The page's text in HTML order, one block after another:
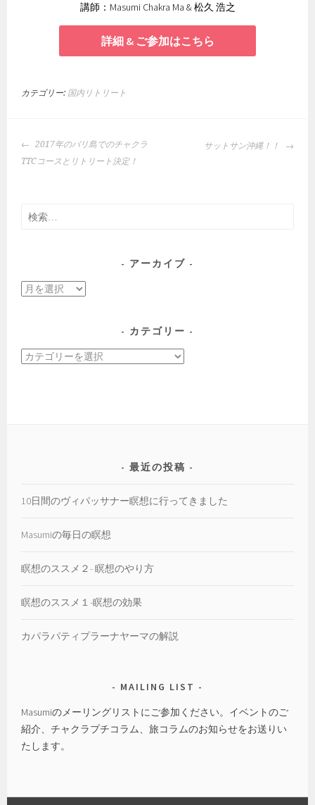
講師：Masumi Chakra Ma & 松久 浩之
詳細 & ご参加はこちら
カテゴリー: 国内リトリート
投
稿
ゲ
ー
ン
2017年のバリ島でのチャクラ
TTCコースとリトリート決定！
サットサン沖縄！！
検
アーカイブ
ア
ブ
カテゴリー
カ
最近の投稿
10日間のヴィパッサナー瞑想に行ってきました
Masumiの毎日の瞑想
瞑想のススメ２- 瞑想のやり方
瞑想のススメ１-瞑想の効果
カパラパティプラーナヤーマの解説
MAILING LIST
Masumiのメーリングリストにご参加ください。イベントのご
紹介、チャクラプチコラム、旅コラムのお知らせをお送りい
たします。